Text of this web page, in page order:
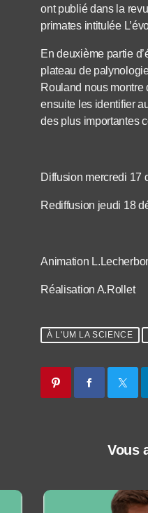
ont publié dans la
primates intitulée
En deuxième partie
plateau de
Rouland nous montre
ensuite les identifier
des plus importantes
Diffusion mercredi 17
Rediffusion jeudi 18
Animation
Réalisation A.Rollet
À L'UM LA SCIENCE
Vous